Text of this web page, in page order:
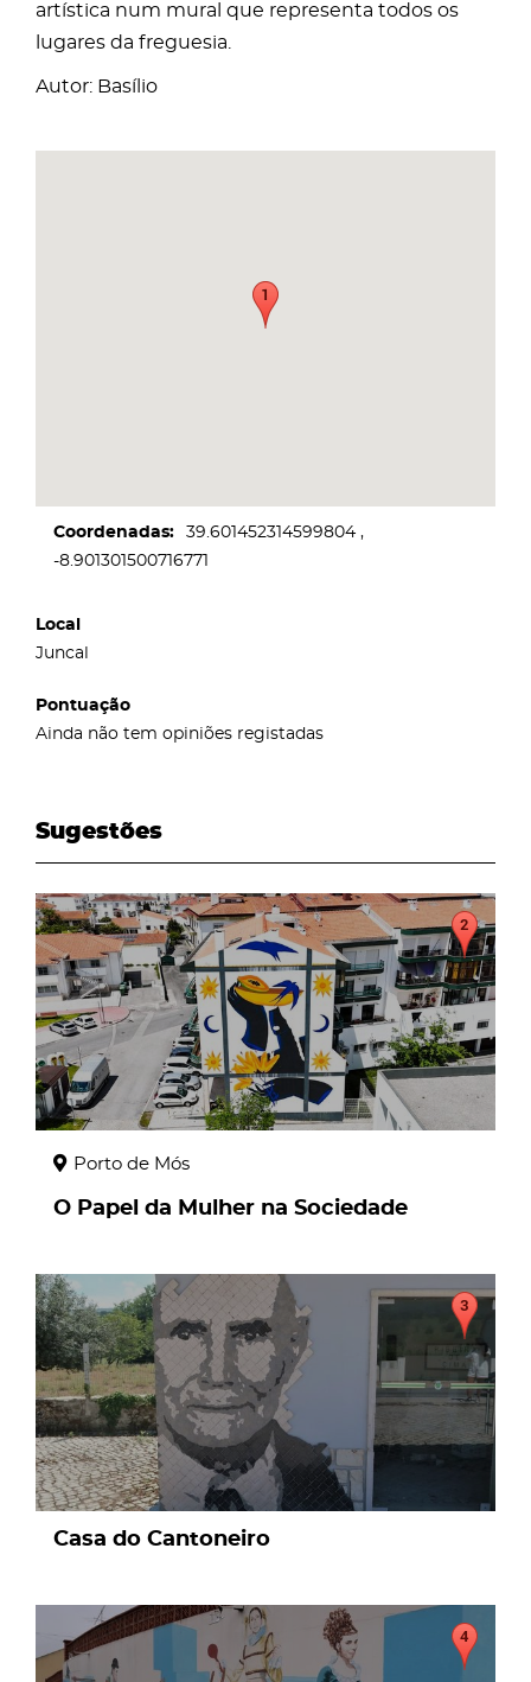
artística num mural que representa todos os
lugares da freguesia.
Autor: Basílio
Coordenadas
39.601452314599804
-8.901301500716771
Local
Juncal
Pontuação
Ainda não tem opiniões registadas
Sugestões
page
Porto de Mós
O Papel da Mulher na Sociedade
page
Casa do Cantoneiro
page